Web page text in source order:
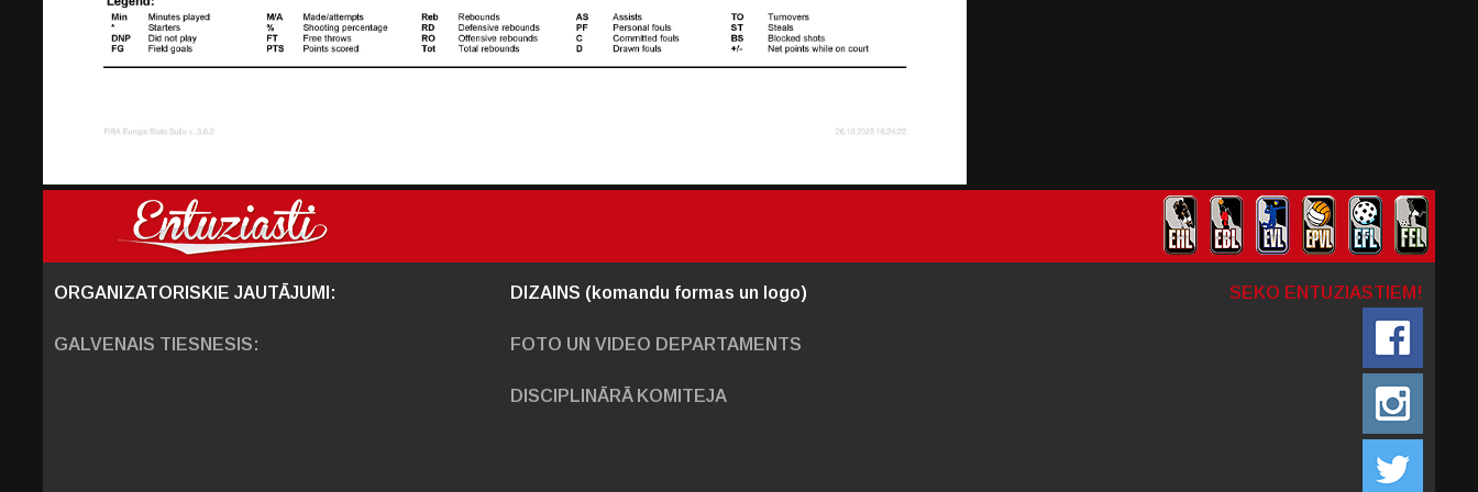
ORGANIZATORISKIE JAUTĀJUMI:
GALVENAIS TIESNESIS:
DIZAINS (komandu formas un logo)
FOTO UN VIDEO DEPARTAMENTS
DISCIPLINĀRĀ KOMITEJA
SEKO ENTUZIASTIEM!